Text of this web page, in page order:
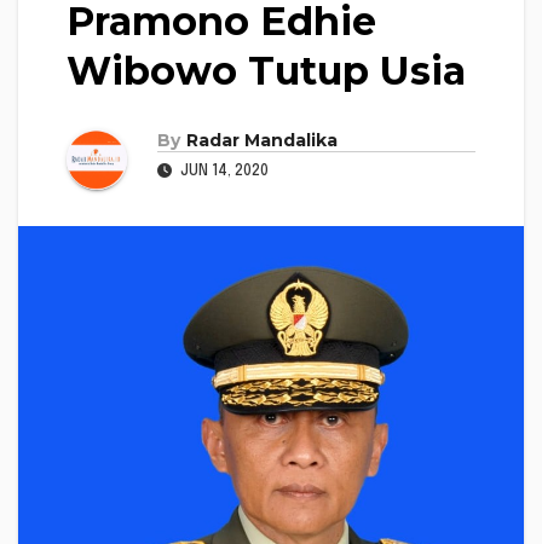
Pramono Edhie
Wibowo Tutup Usia
By Radar Mandalika
JUN 14, 2020